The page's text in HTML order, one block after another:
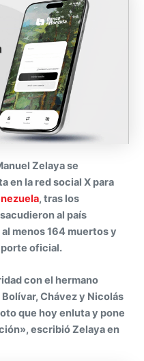
Zelaya se
en la red social X para
, tras los
al país
menos 164 muertos y
oficial.
con el hermano
Chávez y Nicolás
que hoy enluta y pone
escribió Zelaya en